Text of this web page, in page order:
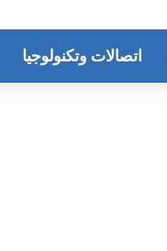
اتصالات وتكنولوجيا